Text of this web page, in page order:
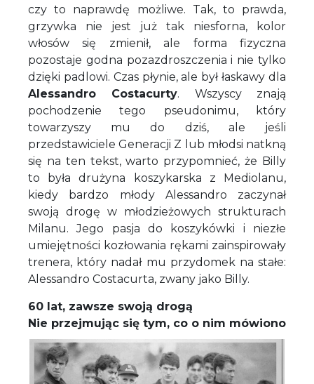
czy to naprawdę możliwe. Tak, to prawda,
grzywka nie jest już tak niesforna, kolor
włosów się zmienił, ale forma fizyczna
pozostaje godna pozazdroszczenia i nie tylko
dzięki padlowi. Czas płynie, ale był łaskawy dla
Alessandro Costacurty. Wszyscy znają
pochodzenie tego pseudonimu, który
towarzyszy mu do dziś, ale jeśli
przedstawiciele Generacji Z lub młodsi natkną
się na ten tekst, warto przypomnieć, że Billy
to była drużyna koszykarska z Mediolanu,
kiedy bardzo młody Alessandro zaczynał
swoją drogę w młodzieżowych strukturach
Milanu. Jego pasja do koszykówki i niezłe
umiejętności kozłowania rękami zainspirowały
trenera, który nadał mu przydomek na stałe:
Alessandro Costacurta, zwany jako Billy.
60 lat, zawsze swoją drogą
Nie przejmując się tym, co o nim mówiono